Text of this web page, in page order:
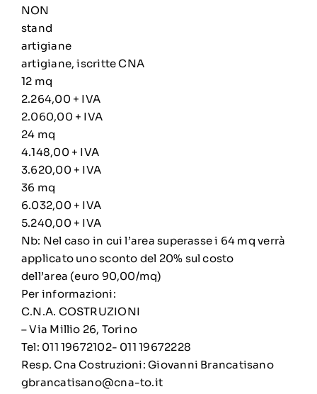
NON
stand
artigiane
artigiane, iscritte CNA
12 mq
2.264,00 + IVA
2.060,00 + IVA
24 mq
4.148,00 + IVA
3.620,00 + IVA
36 mq
6.032,00 + IVA
5.240,00 + IVA
Nb: Nel caso in cui l’area superasse i 64 mq verrà
applicato uno sconto del 20% sul costo
dell’area (euro 90,00/mq)
Per informazioni:
C.N.A. COSTRUZIONI
– Via Millio 26, Torino
Tel: 011 19672102- 011 19672228
Resp. Cna Costruzioni: Giovanni Brancatisano
gbrancatisano@cna-to.it